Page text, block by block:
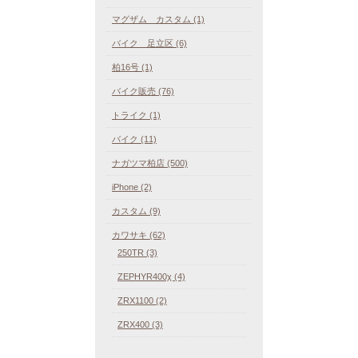
マグザム カスタム (1)
バイク 足立区 (6)
柏16号 (1)
バイク販売 (76)
トライク (1)
バイク (11)
ナガツマ柏店 (500)
iPhone (2)
カスタム (9)
カワサキ (62)
250TR (3)
ZEPHYR400χ (4)
ZRX1100 (2)
ZRX400 (3)